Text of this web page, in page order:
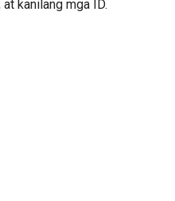
kanilang mga ID.